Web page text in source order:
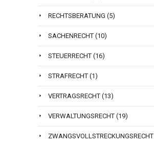
RECHTSBERATUNG (5)
SACHENRECHT (10)
STEUERRECHT (16)
STRAFRECHT (1)
VERTRAGSRECHT (13)
VERWALTUNGSRECHT (19)
ZWANGSVOLLSTRECKUNGSRECHT